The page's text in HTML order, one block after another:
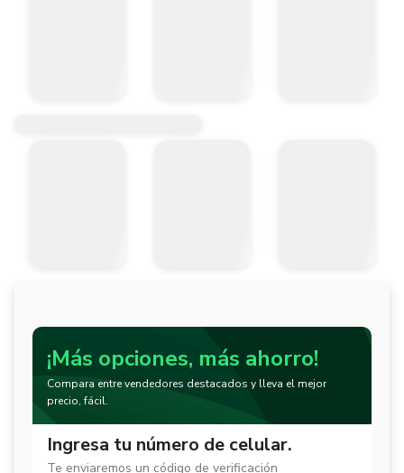
¡Más opciones, más ahorro!
Compara entre vendedores destacados y lleva el mejor
precio, fácil.
Ingresa tu número de celular.
Te enviaremos un código de verificación